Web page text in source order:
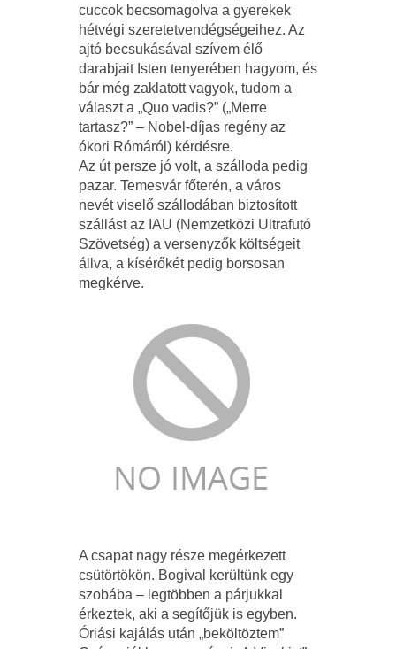
cuccok becsomagolva a gyerekek
hétvégi szeretetvendégségeihez. Az
ajtó becsukásával szívem élő
darabjait Isten tenyerében hagyom, és
bár még zaklatott vagyok, tudom a
választ a „Quo vadis?” („Merre
tartasz?” – Nobel-díjas regény az
ókori Rómáról) kérdésre.
Az út persze jó volt, a szálloda pedig
pazar. Temesvár főterén, a város
nevét viselő szállodában biztosított
szállást az IAU (Nemzetközi Ultrafutó
Szövetség) a versenyzők költségeit
állva, a kísérőkét pedig borsosan
megkérve.
A csapat nagy része megérkezett
csütörtökön. Bogival kerültünk egy
szobába – legtöbben a párjukkal
érkeztek, aki a segítőjük is egyben.
Óriási kajálás után „beköltöztem”